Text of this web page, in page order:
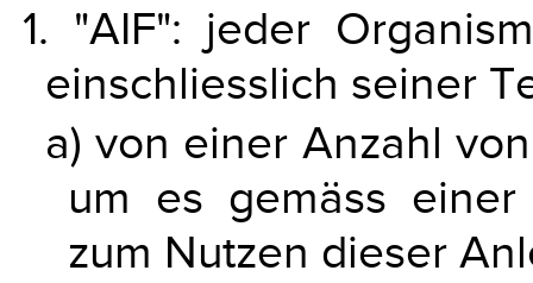
1. "AIF": jeder
einschliesslich seiner
a) von einer Anzahl
um es gemäss einer
zum Nutzen dieser